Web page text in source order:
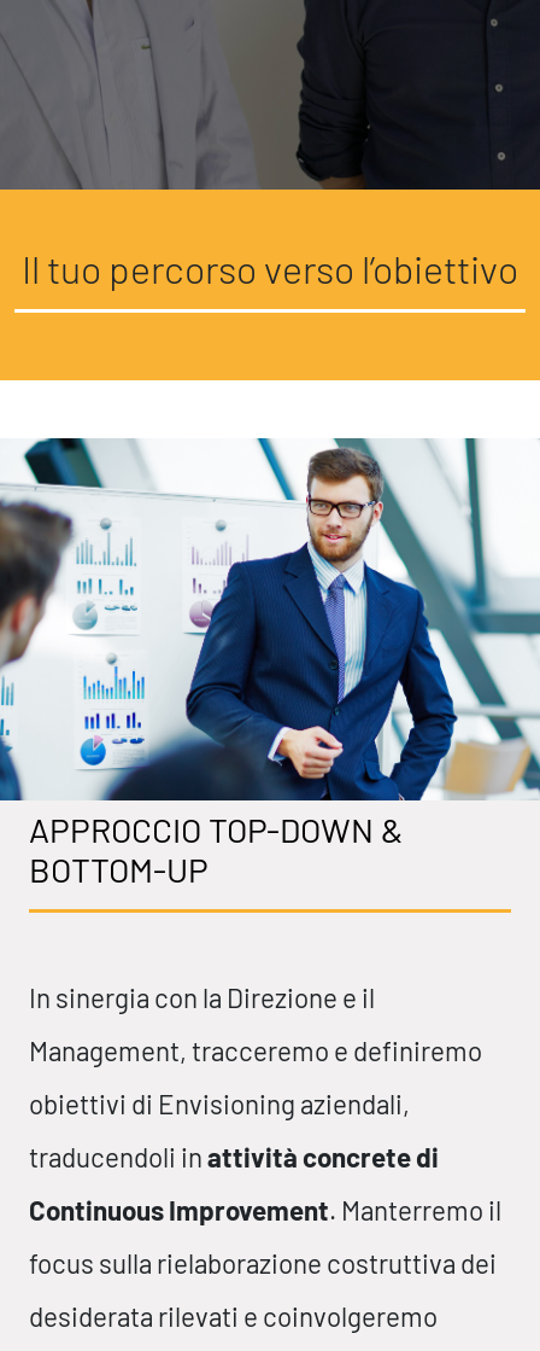
Il tuo percorso verso l’obiettivo
APPROCCIO TOP-DOWN &
BOTTOM-UP
In sinergia con la Direzione e il
Management, tracceremo e definiremo
obiettivi di Envisioning aziendali,
traducendoli inattività concrete di
Continuous Improvement. Manterremo il
focus sulla rielaborazione costruttiva dei
desiderata rilevati e coinvolgeremo